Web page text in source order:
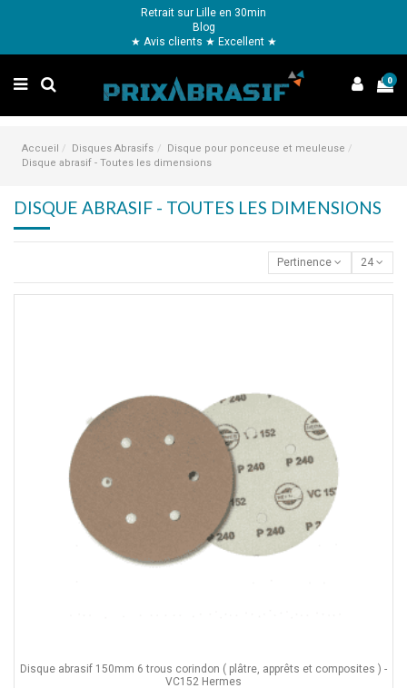
Retrait sur Lille en 30min
Blog
★ Avis clients ★ Excellent ★
0
Accueil Disques Abrasifs
Disque pour ponceuse et meuleuse
Disque abrasif - Toutes les dimensions
DISQUE ABRASIF - TOUTES LES DIMENSIONS
Pertinence 24
Disque abrasif 150mm 6 trous corindon ( plâtre, apprêts et composites ) -
VC152 Hermes